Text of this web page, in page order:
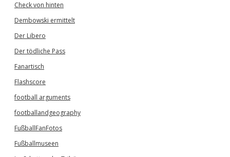
Check von hinten
Dembowski ermittelt
Der Libero
Der tödliche Pass
Fanartisch
Flashscore
football arguments
footballandgeography
FußballFanFotos
Fußballmuseen